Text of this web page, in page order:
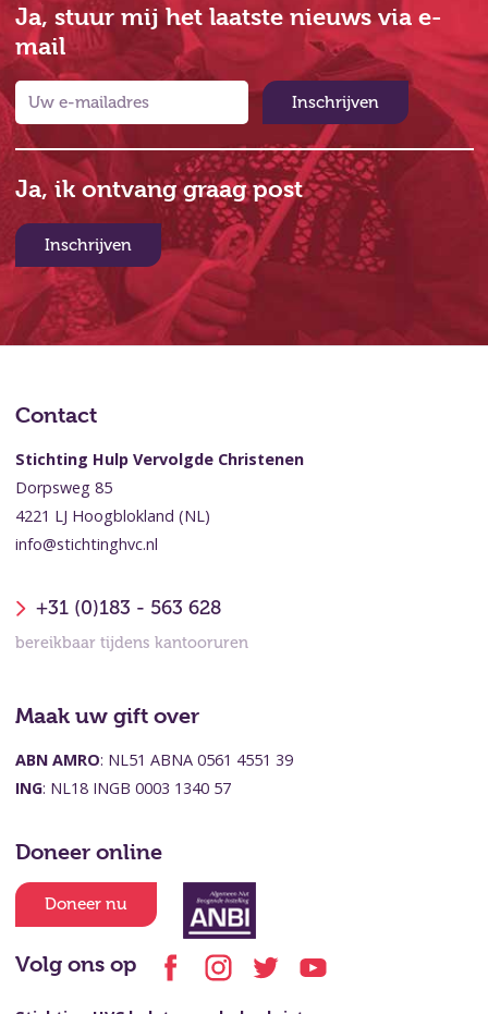
Ja, stuur mij het laatste nieuws via e-
mail
Inschrijven
Ja, ik ontvang graag post
Inschrijven
Contact
Stichting Hulp Vervolgde Christenen
Dorpsweg 85
4221 LJ Hoogblokland (NL)
info@stichtinghvc.nl
+31 (0)183 - 563 628
bereikbaar tijdens kantooruren
Maak uw gift over
ABN AMRO: NL51 ABNA 0561 4551 39
ING: NL18 INGB 0003 1340 57
Doneer online
Doneer nu
Volg ons op